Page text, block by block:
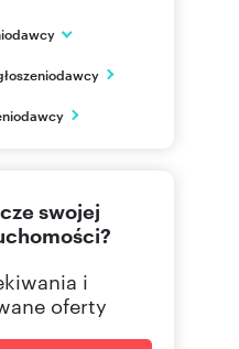
swojej
i
oferty